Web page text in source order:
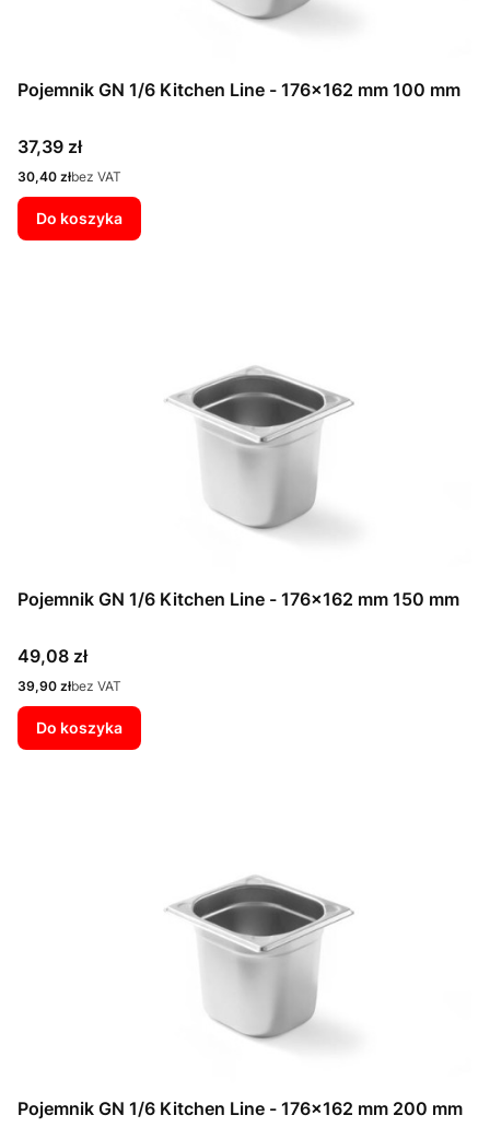
Pojemnik GN 1/6 Kitchen Line - 176x162 mm 100 mm
Cena
37,39 zł
Cena
30,40 złbez VAT
Do koszyka
Pojemnik GN 1/6 Kitchen Line - 176x162 mm 150 mm
Cena
49,08 zł
Cena
39,90 złbez VAT
Do koszyka
Pojemnik GN 1/6 Kitchen Line - 176x162 mm 200 mm